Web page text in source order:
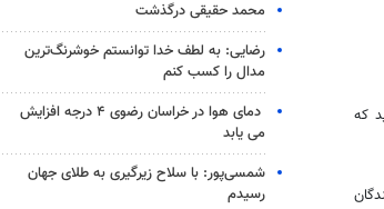
کسانی نباشید که
محمد حقیقی درگذشت
رضایی: به لطف خدا توانستم خوشرنگ‌ترین
مدال را کسب کنم
دمای هوا در خراسان رضوی ۴ درجه افزایش
می یابد
شمسی‌پور: با سلاح زیرگیری به طلای جهان
رسیدم